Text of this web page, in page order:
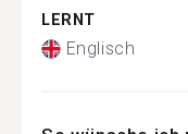
LERNT
Englisch